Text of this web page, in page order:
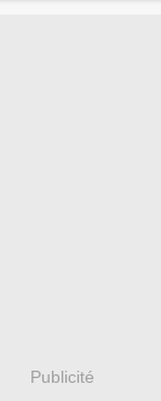
Publicité